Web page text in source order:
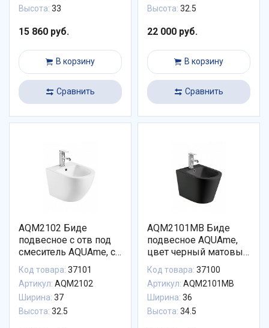
Высота: 33
15 860 руб.
В корзину
Сравнить
Высота: 32.5
22 000 руб.
В корзину
Сравнить
AQM2102 Биде
подвесное с отв под
смеситель AQUAme, с
переливом
495x370x325мм
Код товара: 37101
Артикул: AQM2102
Ширина: 37
Высота: 32.5
AQM2101MB Биде
подвесное AQUAme,
цвет черный матовый,
с отв под смеситель, с
переливом
515x360x345мм
Код товара: 37100
Артикул: AQM2101MB
Ширина: 36
Высота: 34.5